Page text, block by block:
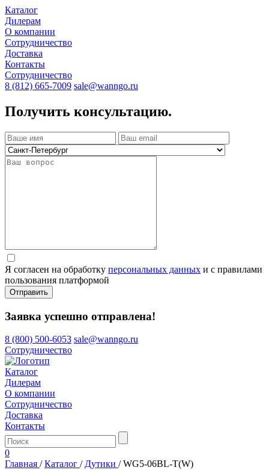
Каталог
Дилерам
О компании
Сотрудничество
Доставка
Контакты
Сотрудничество
8 (812) 665-7009 sale@wanngo.ru
Получить консультацию.
Я согласен на обработку персональных данных и с правилами
пользования платформой
Отправить
Заявка успешно отправлена!
8 (800) 500-6053 sale@wanngo.ru
Сотрудничество
Каталог
Дилерам
О компании
Сотрудничество
Доставка
Контакты
0
Главная / Каталог / Дутики / WG5-06BL-T(W)